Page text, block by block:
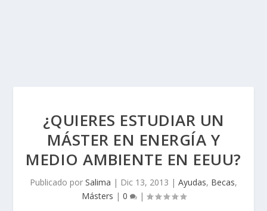
¿QUIERES ESTUDIAR UN
MÁSTER EN ENERGÍA Y
MEDIO AMBIENTE EN EEUU?
Publicado por Salima | Dic 13, 2013 | Ayudas, Becas,
Másters | 0 |